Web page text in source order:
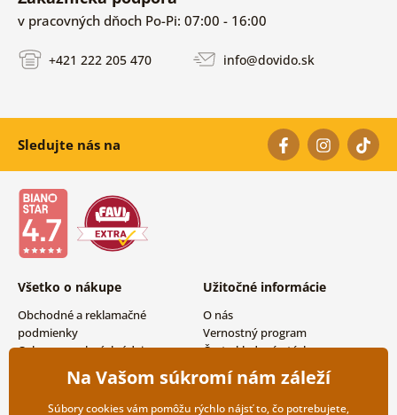
v pracovných dňoch Po-Pi: 07:00 - 16:00
+421 222 205 470 info@dovido.sk
Sledujte nás na
Všetko o nákupe
Obchodné a reklamačné
podmienky
Ochrana osobných údajov
Možnosti dopravy a platby
Vrátenie tovaru
Užitočné informácie
O nás
Vernostný program
Často kladené otázky
Magazín
Kontakty
Veľkoobchodná spolupráca
Na Vašom súkromí nám záleží
Súbory cookies vám pomôžu rýchlo nájsť to, čo potrebujete,